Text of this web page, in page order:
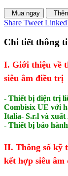
Mua ngay
Share Tweet
Chi tiết thông
I. Giới thiệu về
siêu âm điều trị
- Thiết bị điện trị
Combisix UE với
Italia- S.r.l và
- Thiết bị bảo
II. Thông số kỹ
kết hợp siêu